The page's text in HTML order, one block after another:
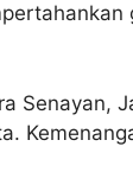
Senayan,